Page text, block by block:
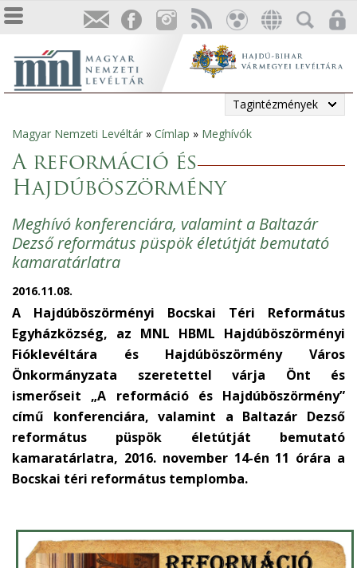
Tagintézmények
Jelenlegi
hely
Magyar Nemzeti Levéltár » Címlap » Meghívók
A reformáció és
Hajdúböszörmény
Meghívó konferenciára, valamint a Baltazár
Dezső református püspök életútját bemutató
kamaratárlatra
2016.11.08.
A Hajdúböszörményi Bocskai Téri Református
Egyházközség, az MNL HBML Hajdúböszörményi
Fióklevéltára és Hajdúböszörmény Város
Önkormányzata szeretettel várja Önt és
ismerőseit „A reformáció és Hajdúböszörmény”
című konferenciára, valamint a Baltazár Dezső
református püspök életútját bemutató
kamaratárlatra, 2016. november 14-én 11 órára a
Bocskai téri református templomba.